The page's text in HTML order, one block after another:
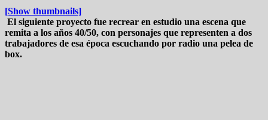
[Show thumbnails]
El siguiente proyecto fue recrear en estudio una escena que
remita a los años 40/50, con personajes que representen a dos
trabajadores de esa época escuchando por radio una pelea de
box.